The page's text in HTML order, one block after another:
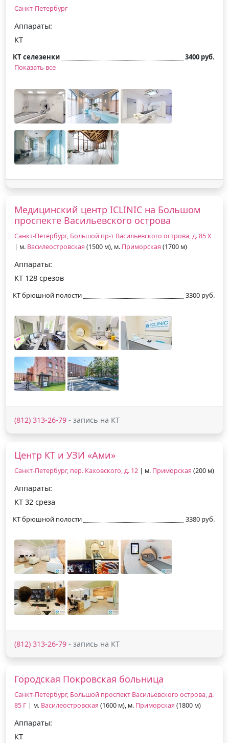
Санкт-Петербург
Аппараты:
КТ
КТ селезенки
3400 руб.
Показать все
Медицинский центр ICLINIC на Большом
проспекте Васильевского острова
Санкт-Петербург, Большой пр-т Васильевского острова, д. 85 Х
| м. Василеостровская (1500 м), м. Приморская (1700 м)
Аппараты:
КТ 128 срезов
КТ брюшной полости 3300 руб.
(812) 313-26-79 - запись на КТ
Центр КТ и УЗИ «Ами»
Санкт-Петербург, пер. Каховского, д. 12 | м. Приморская (200 м)
Аппараты:
КТ 32 среза
КТ брюшной полости 3380 руб.
(812) 313-26-79 - запись на КТ
Городская Покровская больница
Санкт-Петербург, Большой проспект Васильевского острова, д.
85 Г | м. Василеостровская (1600 м), м. Приморская (1800 м)
Аппараты:
КТ